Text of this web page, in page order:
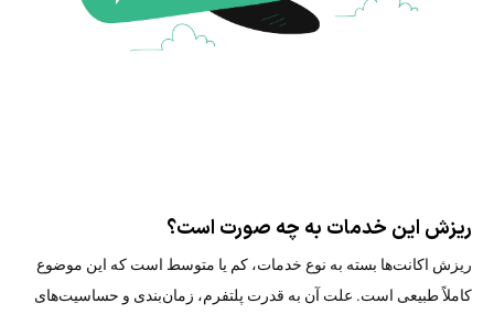
ریزش این خدمات به چه صورت است؟
ریزش اکانت‌ها بسته به نوع خدمات، کم یا متوسط است که این موضوع
کاملاً طبیعی است. علت آن به قدرت پلتفرم، زمان‌بندی و حساسیت‌های